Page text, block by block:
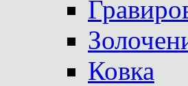
Ковка